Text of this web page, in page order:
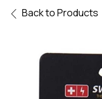
Back to Products